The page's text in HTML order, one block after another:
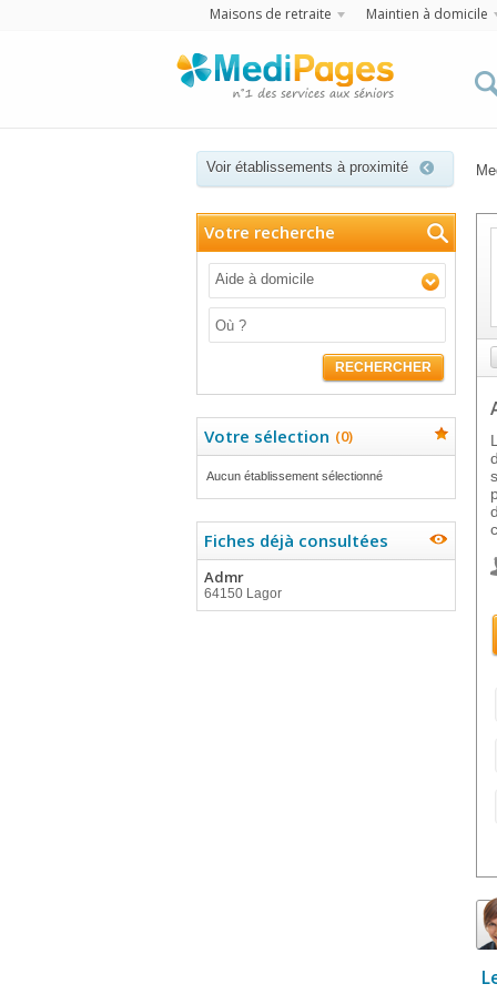
Maisons de retraite Maintien à domicile
Voir établissements à proximité
Votre recherche
Aide à domicile
RECHERCHER
Votre sélection (0)
Aucun établissement sélectionné
Fiches déjà consultées
Admr
64150 Lagor